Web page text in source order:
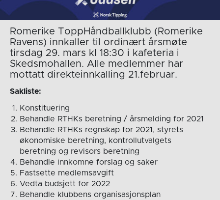
Romerike ToppHåndballklubb (Romerike
Ravens) innkaller til ordinært årsmøte
tirsdag 29. mars kl 18:30 i kafeteria i
Skedsmohallen. Alle medlemmer har
mottatt direkteinnkalling 21.februar.
Sakliste:
Konstituering
Behandle RTHKs beretning / årsmelding for 2021
Behandle RTHKs regnskap for 2021, styrets
økonomiske beretning, kontrollutvalgets
beretning og revisors beretning
Behandle innkomne forslag og saker
Fastsette medlemsavgift
Vedta budsjett for 2022
Behandle klubbens organisasjonsplan